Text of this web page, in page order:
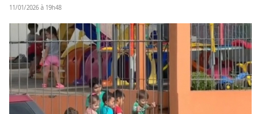
11/01/2026 à 19h48